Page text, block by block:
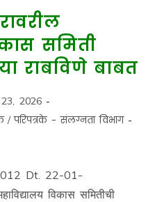
समिती
राबविणे बाबत
23, 2026
/ परिपत्रके - संलग्नता विभाग
Dt. 22-01-
विकास समितीची